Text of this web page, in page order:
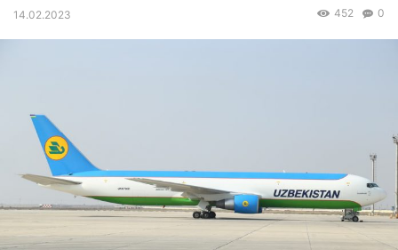
14.02.2023 0
452